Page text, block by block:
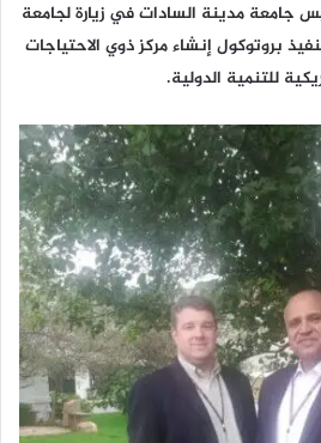
جامعة مدينة السادات في زيارة لجامعة
بروتوكول إنشاء مركز ذوي الاحتياجات
للتنمية الدولية.